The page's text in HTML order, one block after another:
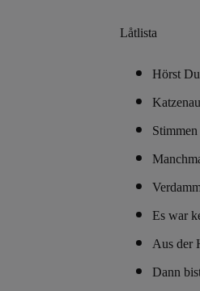
Låtlista
Hörst
Es war
Aus der
Dann